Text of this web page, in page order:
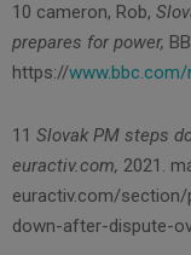
10 cameron, Rob,
prepares for power,
https://
11 Slovak PM steps
euractiv.com, 2021.
euractiv.com/
down-after-dispute-